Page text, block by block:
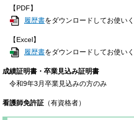
【PDF】
履歴書をダウンロードしてお使い
【Excel】
履歴書をダウンロードしてお使い
成績証明書・卒業見込み証明書
令和9年3月卒業見込みの方のみ
看護師免許証 （有資格者）